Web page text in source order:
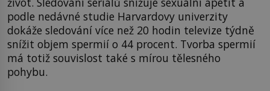
podle nedávné studie Harvardovy univerzity
dokáže sledování více než 20 hodin televize týdně
snížit objem spermií o 44 procent. Tvorba spermií
má totiž souvislost také s mírou tělesného
pohybu.